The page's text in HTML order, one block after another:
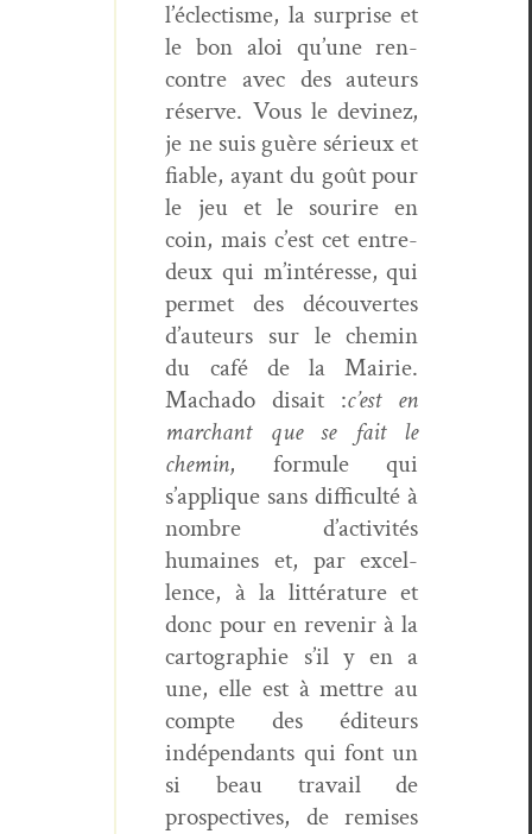
l’éclectisme, la sur­prise et
le bon aloi qu’une ren­
con­tre avec des auteurs
réserve. Vous le devinez,
je ne suis guère sérieux et
fiable, ayant du goût pour
le jeu et le sourire en
coin, mais c’est cet entre-
deux qui m’intéresse, qui
per­met des décou­vertes
d’auteurs sur le chemin
du café de la Mairie.
Macha­do dis­ait :c’est en
marchant
que se fait le
chemin, for­mule qui
s’applique sans dif­fi­culté à
nom­bre d’activités
humaines et, par excel­
lence, à la lit­téra­ture et
donc pour en revenir à la
car­togra­phie s’il y en a
une, elle est à met­tre au
compte des édi­teurs
indépen­dants qui font un
si beau tra­vail de
prospec­tives, de remis­es